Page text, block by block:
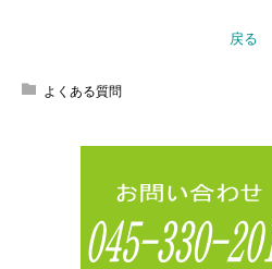
戻る
よくある質問